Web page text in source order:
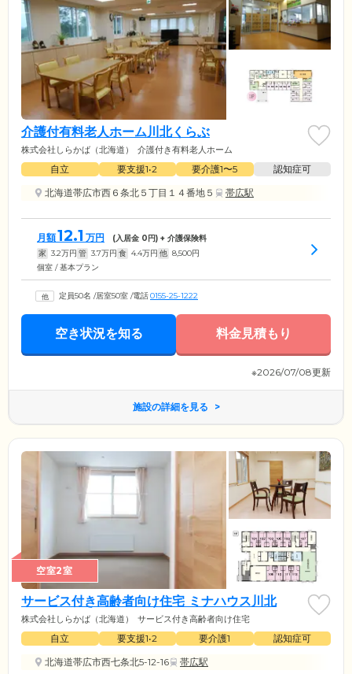
介護付有料老人ホーム川北くらぶ
株式会社しらかば（北海道） 介護付き有料老人ホーム
自立 要支援1•2 要介護1〜5
認知症可
北海道帯広市西６条北５丁目１４番地５
帯広駅
月額12.1 万円 (入居金 0円) + 介護保険料
家 3.2万円 管 3.7万円 食 4.4万円 他 8,500円
個室 / 基本プラン
定員50名 /居室50室 /電話0155-25-1222
空き状況を知る 料金見積もり
※2026/07/08更新
施設の詳細を見る
空室2室
サービス付き高齢者向け住宅 ミナハウス川北
株式会社しらかば（北海道） サービス付き高齢者向け住宅
自立 要支援1•2 要介護1
認知症可
北海道帯広市西七条北5-12-16
帯広駅